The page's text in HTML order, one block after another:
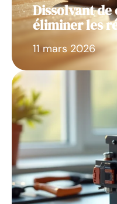
Dissolvant
éliminer les
11 mars 2026